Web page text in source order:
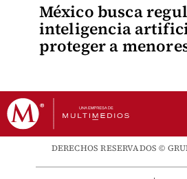
México busca
inteligencia
proteger a
DERECHOS RESERVADOS ©